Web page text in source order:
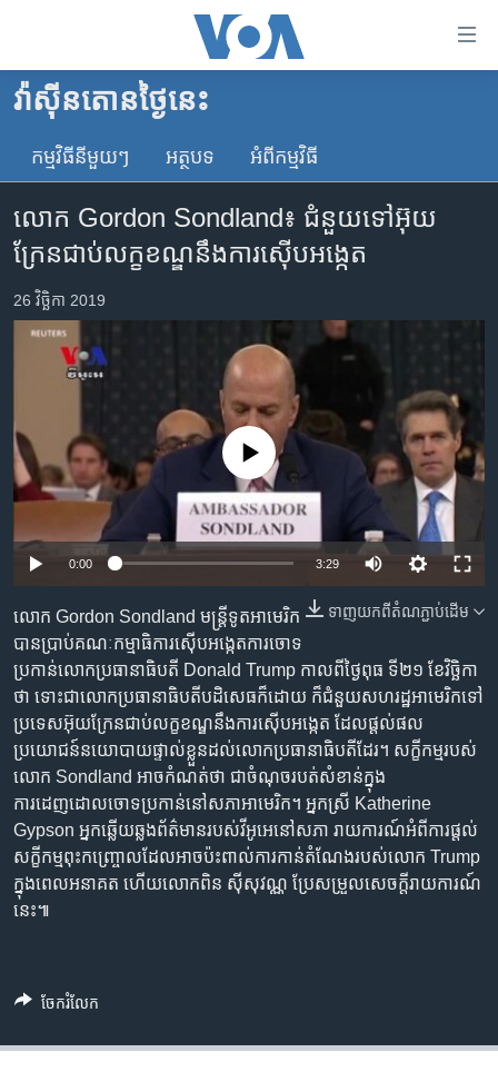
គេហទំព័រ​
ទាក់ទង
និង​
ចូល​
ទំព័រ​
ព័ត៌មាន​​
ចូល​
ទៅ​
ទំព័រ​
រចនា
រំលង​
ចូល​
ទៅ​
កាន់​
ទំព័រ​
ស្វែង​
រក
កម្ពុជា
អន្តរជាតិ
ចិន
កម្ពុជាច្នៃប្រតិដ្ឋ
ព្រឹត្តិការណ៍ព័ត៌មាន
វិទ្យុ / ផតខាសថ៍
កម្មវិធីទាំងអស់
Khmer English
ភាសា
វ៉ាស៊ីនតោន​ថ្ងៃ​នេះ
កម្មវិធី​នីមួយៗ អត្ថបទ​ អំពី​កម្មវិធី​
លោក Gordon Sondland៖ ជំនួយទៅអ៊ុយ
ក្រែនជាប់លក្ខខណ្ឌនឹងការស៊ើបអង្កេត
26 វិច្ឆិកា 2019
No media source currently available
0:00 3:29
ទាញ​យក​ពី​តំណភ្ជាប់​ដើម
លោក Gordon Sondland មន្ត្រីទូតអាមេរិក
បានប្រាប់គណៈកម្មាធិការស៊ើបអង្កេតការចោទ
ប្រកាន់លោកប្រធានាធិបតី Donald Trump កាលពីថ្ងៃពុធ ទី២១ ខែវិច្ឆិកា
ថា ទោះជាលោកប្រធានាធិបតីបដិសេធក៏ដោយ ក៏ជំនួយសហរដ្ឋអាមេរិកទៅ
ប្រទេសអ៊ុយក្រែនជាប់លក្ខខណ្ឌនឹងការស៊ើបអង្កេត ដែលផ្តល់ផល
ប្រយោជន៍នយោបាយផ្ទាល់ខ្លួនដល់លោកប្រធានាធិបតីដែរ។ សក្ខីកម្មរបស់
លោក Sondland អាចកំណត់ថា ជាចំណុចរបត់សំខាន់ក្នុង
ការដេញដោលចោទប្រកាន់នៅសភាអាមេរិក។ អ្នកស្រី Katherine
Gypson អ្នកឆ្លើយឆ្លងព័ត៌មានរបស់វីអូអេនៅសភា រាយការណ៍អំពីការផ្តល់
សក្ខីកម្មពុះកញ្ច្រោលដែលអាចប៉ះពាល់ការកាន់តំណែងរបស់លោក Trump
ក្នុងពេលអនាគត ហើយលោកពិន ស៊ីសុវណ្ណ ប្រែសម្រួលសេចក្តីរាយការណ៍
នេះ៕
ចែករំលែក